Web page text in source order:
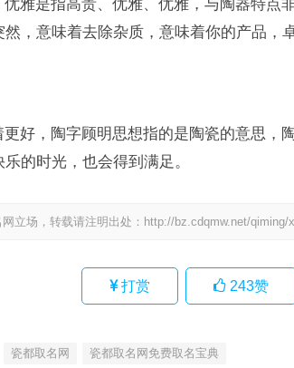
雅是指高贵、优雅、优雅，与陶器特点
，意味着去除杂质，意味着你的产品，
好，陶字顾明思想指的是陶瓷的意思，
的时光，也会得到满足。
立场，转载请注明出处： http://bz.cdqmw.net/qiming/
打赏 243赞
瓷都取名网 瓷都取名网免费取名宝典